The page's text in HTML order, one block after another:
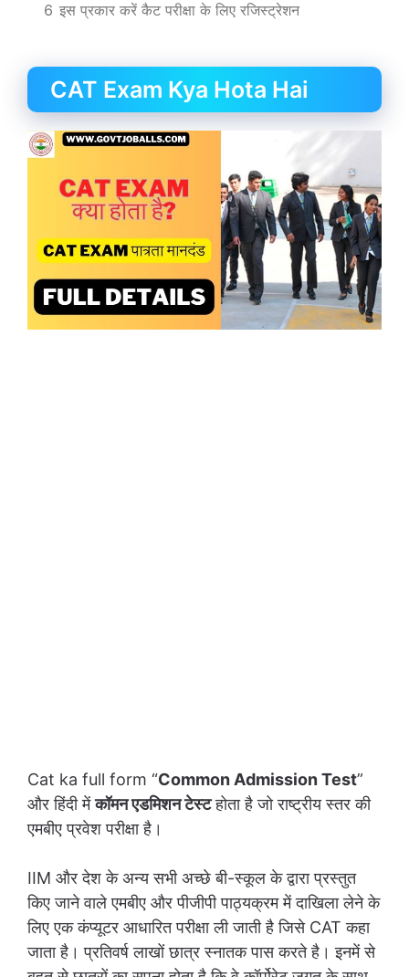
6 इस प्रकार करें कैट परीक्षा के लिए रजिस्ट्रेशन
CAT Exam Kya Hota Hai
Cat ka full form “Common Admission Test”
और हिंदी मेंकॉमन एडमिशन टेस्टहोता है जो राष्ट्रीय स्तर की
एमबीए प्रवेश परीक्षा है।
IIM और देश के अन्य सभी अच्छे बी-स्कूल के द्वारा प्रस्तुत
किए जाने वाले एमबीए और पीजीपी पाठ्यक्रम में दाखिला लेने के
लिए एक कंप्यूटर आधारित परीक्षा ली जाती है जिसे CAT कहा
जाता है। प्रतिवर्ष लाखों छात्र स्नातक पास करते है। इनमें से